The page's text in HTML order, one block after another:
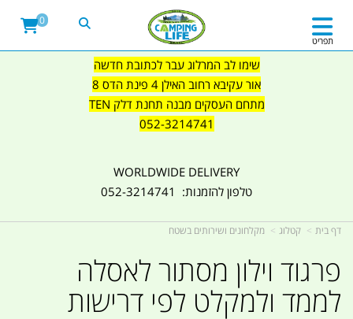
שימו לב המרלוג עבר לכתובת חדשה
אור עקיבא רחוב האילן 4 פינת הדס 8
מתחם העסקים מבנה תחנת דלק TEN
052-3214741
WORLDWIDE DELIVERY
טלפון להזמנות: 052-3214741
תפריט
0
דף בית קטלוג מקלחונים ושירותים בשטח
פרגוד וילון מסתור לאסלה
לממד ולמקלט לפי דרישות